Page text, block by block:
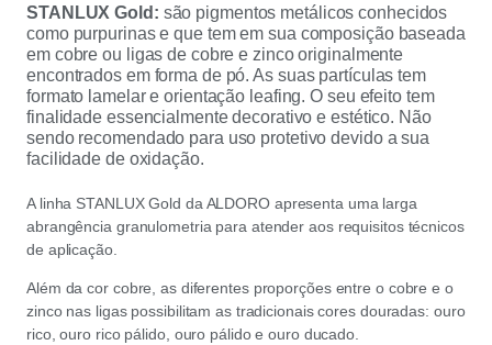
STANLUX Gold: são pigmentos metálicos conhecidos
como purpurinas e que tem em sua composição baseada
em cobre ou ligas de cobre e zinco originalmente
encontrados em forma de pó. As suas partículas tem
formato lamelar e orientação leafing. O seu efeito tem
finalidade essencialmente decorativo e estético. Não
sendo recomendado para uso protetivo devido a sua
facilidade de oxidação.
A linha STANLUX Gold da ALDORO apresenta uma larga
abrangência granulometria para atender aos requisitos técnicos
de aplicação.
Além da cor cobre, as diferentes proporções entre o cobre e o
zinco nas ligas possibilitam as tradicionais cores douradas: ouro
rico, ouro rico pálido, ouro pálido e ouro ducado.